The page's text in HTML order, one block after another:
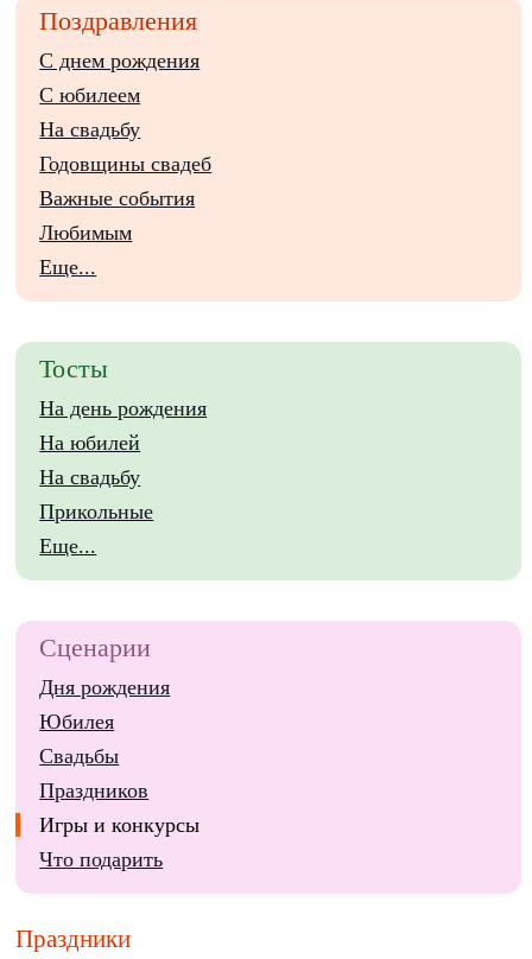
Поздравления
С днем рождения
С юбилеем
На свадьбу
Годовщины свадеб
Важные события
Любимым
Еще...
Тосты
На день рождения
На юбилей
На свадьбу
Прикольные
Еще...
Сценарии
Дня рождения
Юбилея
Свадьбы
Праздников
Игры и конкурсы
Что подарить
Праздники